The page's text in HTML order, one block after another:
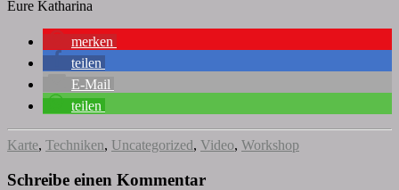
Eure Katharina
merken
teilen
E-Mail
teilen
Karte, Techniken, Uncategorized, Video, Workshop
Schreibe einen Kommentar